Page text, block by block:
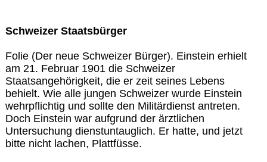
Schweizer Staatsbürger
Folie (Der neue Schweizer Bürger). Einstein erhielt
am 21. Februar 1901 die Schweizer
Staatsangehörigkeit, die er zeit seines Lebens
behielt. Wie alle jungen Schweizer wurde Einstein
wehrpflichtig und sollte den Militärdienst antreten.
Doch Einstein war aufgrund der ärztlichen
Untersuchung dienstuntauglich. Er hatte, und jetzt
bitte nicht lachen, Plattfüsse.